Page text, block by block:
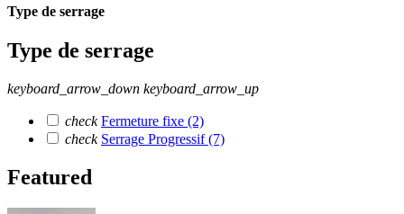
Type de serrage
Type de serrage
keyboard_arrow_down keyboard_arrow_up
check Fermeture fixe (2)
check Serrage Progressif(7)
Featured